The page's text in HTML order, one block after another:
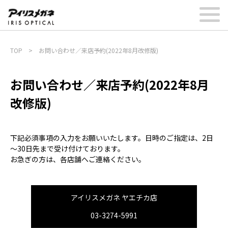
TOP > お問い合わせ／来店予約(2022年8月改修版)
お問い合わせ／来店予約(2022年8月
改修版)
下記必須事項の入力をお願いいたします。日時のご指定は、2日
～30日先まで受け付けております。
お急ぎの方は、各店舗へご連絡ください。
アイリスメガネ ヤエチカ店
03-3274-5991